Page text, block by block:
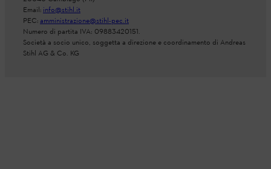
Email: info@stihl.it
PEC:amministrazione@stihl-pec.it
Numero di partita IVA: 09883420151.
Società a socio unico, soggetta a direzione e coordinamento di Andreas
Stihl AG & Co. KG